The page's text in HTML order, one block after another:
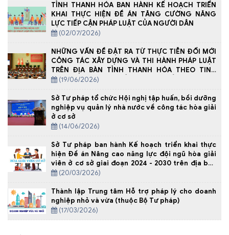
TỈNH THANH HÓA BAN HÀNH KẾ HOẠCH TRIỂN
KHAI THỰC HIỆN ĐỀ ÁN TĂNG CƯỜNG NĂNG
LỰC TIẾP CẬN PHÁP LUẬT CỦA NGƯỜI DÂN
(02/07/2026)
NHỮNG VẤN ĐỀ ĐẶT RA TỪ THỰC TIỄN ĐỔI MỚI
CÔNG TÁC XÂY DỰNG VÀ THI HÀNH PHÁP LUẬT
TRÊN ĐỊA BÀN TỈNH THANH HÓA THEO TINH
THẦN NGHỊ QUYẾT SỐ 66-NQ/TW CỦA BỘ CHÍNH
(19/06/2026)
Sở Tư pháp tổ chức Hội nghị tập huấn, bồi dưỡng
nghiệp vụ quản lý nhà nước về công tác hòa giải
ở cơ sở
(14/06/2026)
Sở Tư pháp ban hành Kế hoạch triển khai thực
hiện Đề án Nâng cao năng lực đội ngũ hòa giải
viên ở cơ sở giai đoạn 2024 - 2030 trên địa bàn
tỉnh Thanh Hóa năm 2026
(20/03/2026)
Thành lập Trung tâm Hỗ trợ pháp lý cho doanh
nghiệp nhỏ và vừa (thuộc Bộ Tư pháp)
(17/03/2026)